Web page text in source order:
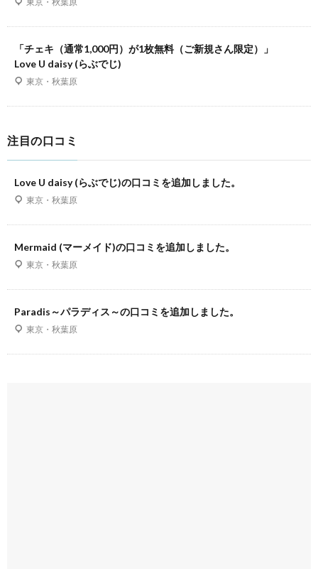
「チェキ（通常1,000円）が1枚無料（ご新規さん限定）」
Love U daisy (らぶでじ)
東京・秋葉原
注目の口コミ
Love U daisy (らぶでじ)の口コミを追加しました。
東京・秋葉原
Mermaid (マーメイド)の口コミを追加しました。
東京・秋葉原
Paradis～パラディス～の口コミを追加しました。
東京・秋葉原